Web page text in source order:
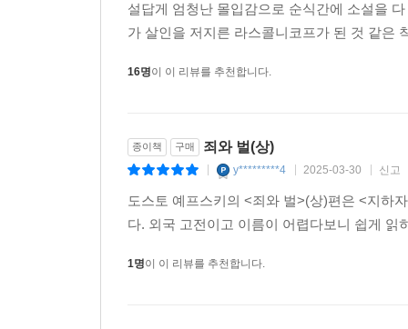
설답게 엄청난 몰입감으로 순식간에 소설을
가 살인을 저지른 라스콜니코프가 된 것 같은
16명이 이 리뷰를 추천합니다.
종이책 구매 죄와 벌(상)
y*********4 2025-03-30 신고
도스토 예프스키의 <죄와 벌>(상)편은 <지하
다. 외국 고전이고 이름이 어렵다보니 쉽게
1명이 이 리뷰를 추천합니다.